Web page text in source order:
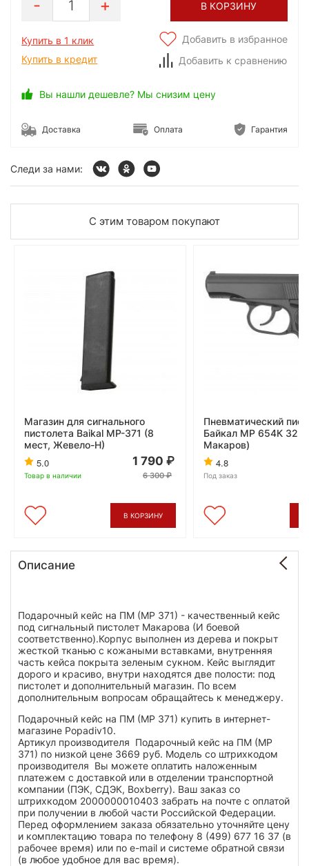
1 В КОРЗИНУ
Купить в 1 клик
Купить в кредит
Добавить в избранное
Добавить к сравнению
Вы нашли дешевле? Мы снизим цену
Доставка Оплата Гарантия
Следи за нами:
С этим товаром покупают
Магазин для сигнального
пистолета Baikal МР-371 (8
мест, Жевело-Н)
5.0
Товар в наличии
1 790
6 300
В КОРЗИНУ
Пневматический
Байкал МР 654К 32
Макаров)
4.8
Под заказ
Описание
Подарочный кейс на ПМ (МР 371) - качественный кейс
под сигнальный пистолет Макарова (И боевой
соответственно).Корпус выполнен из дерева и покрыт
жесткой тканью с кожаными вставками, внутренняя
часть кейса покрыта зеленым сукном. Кейс выглядит
дорого и красиво, внутри находятся две полости: под
пистолет и дополнительный магазин. По всем
дополнительным вопросам обращайтесь к менеджеру.
Подарочный кейс на ПМ (МР 371) купить в интернет-
магазине Popadiv10.
Артикул производителя Подарочный кейс на ПМ (МР
371) по низкой цене 3669 руб. Модель со штрихкодом
производителя Вы можете оплатить наложенным
платежем с доставкой или в отделении транспортной
компании (ПЭК, СДЭК, Boxberry). Ваш заказ со
штрихкодом 2000000010403 забрать на почте с оплатой
при получении в любой части Российской Федерации.
Перед оформлением заказа обязательно уточняйте цену
и комплектацию товара по телефону 8 (499) 677 16 37 (в
рабочее время) или по e-mail и системе обратной связи
(в любое удобное для вас время).